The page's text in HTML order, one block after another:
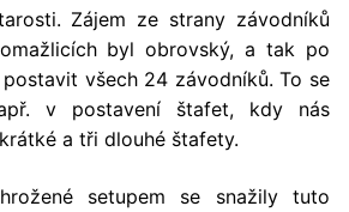
Zájem ze strany závodníků
byl obrovský, a tak po
všech 24 závodníků. To se
v postavení štafet, kdy nás
a tři dlouhé štafety.
setupem se snažily tuto